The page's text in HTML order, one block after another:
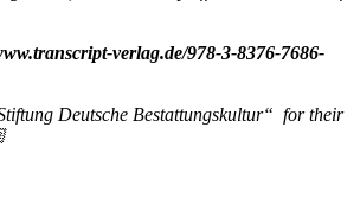
verlag.de/978-3-8376-7686-
Deutsche Bestattungskultur“ for their